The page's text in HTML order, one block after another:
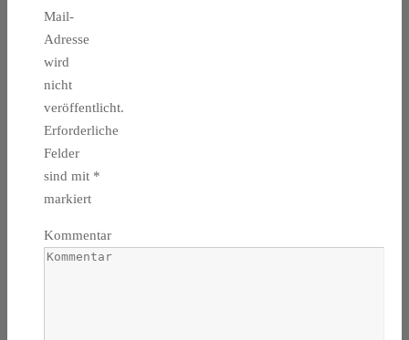
Mail-
Adresse
wird
nicht
veröffentlicht.
Erforderliche
Felder
sind mit *
markiert
Kommentar